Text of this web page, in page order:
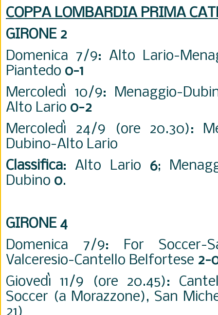
COPPA LOMBARDIA PRIMA
GIRONE 2
Domenica 7/9: Alto Lario-
Piantedo 0-1
Mercoledì 10/9: Menaggio-
Alto Lario 0-2
Mercoledì 24/9 (ore 20.30):
Dubino-Alto Lario
Classifica: Alto Lario 6;
Dubino 0.
GIRONE 4
Domenica 7/9: For
Valceresio-Cantello Belfortese 2-
Giovedì 11/9 (ore 20.45):
Soccer (a Morazzone), San